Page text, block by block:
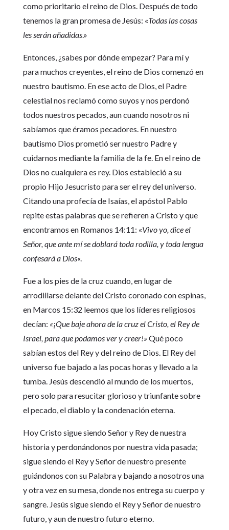
como prioritario el reino de Dios. Después de todo
tenemos la gran promesa de Jesús: «Todas las cosas
les serán añadidas.»
Entonces, ¿sabes por dónde empezar? Para mí y
para muchos creyentes, el reino de Dios comenzó en
nuestro bautismo. En ese acto de Dios, el Padre
celestial nos reclamó como suyos y nos perdonó
todos nuestros pecados, aun cuando nosotros ni
sabíamos que éramos pecadores. En nuestro
bautismo Dios prometió ser nuestro Padre y
cuidarnos mediante la familia de la fe. En el reino de
Dios no cualquiera es rey. Dios estableció a su
propio Hijo Jesucristo para ser el rey del universo.
Citando una profecía de Isaías, el apóstol Pablo
repite estas palabras que se refieren a Cristo y que
encontramos en Romanos 14:11: «Vivo yo, dice el
Señor, que ante mí se doblará toda rodilla, y toda lengua
confesará a Dios«.
Fue a los pies de la cruz cuando, en lugar de
arrodillarse delante del Cristo coronado con espinas,
en Marcos 15:32 leemos que los líderes religiosos
decían: «¡Que baje ahora de la cruz el Cristo, el Rey de
Israel, para que podamos ver y creer!» Qué poco
sabían estos del Rey y del reino de Dios. El Rey del
universo fue bajado a las pocas horas y llevado a la
tumba. Jesús descendió al mundo de los muertos,
pero solo para resucitar glorioso y triunfante sobre
el pecado, el diablo y la condenación eterna.
Hoy Cristo sigue siendo Señor y Rey de nuestra
historia y perdonándonos por nuestra vida pasada;
sigue siendo el Rey y Señor de nuestro presente
guiándonos con su Palabra y bajando a nosotros una
y otra vez en su mesa, donde nos entrega su cuerpo y
sangre. Jesús sigue siendo el Rey y Señor de nuestro
futuro, y aun de nuestro futuro eterno.